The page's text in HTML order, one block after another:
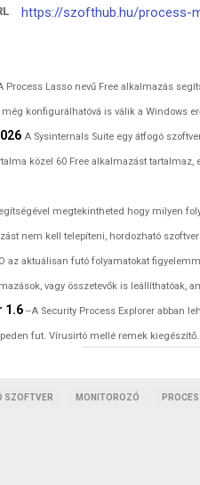
https://szofthub.hu/process-
Process Lasso nevű Free alkalmazás
konfigurálhatóvá is válik a Windows
A Sysinternals Suite egy átfogó
közel 60 Free alkalmazást
megtekintheted hogy milyen
nem kell telepíteni, hordozható
az aktuálisan futó folyamatokat
vagy összetevők is leállíthatóak,
1.6 --A Security Process Explorer abban
fut. Vírusirtó mellé remek
SZOFTVER MONITOROZÓ